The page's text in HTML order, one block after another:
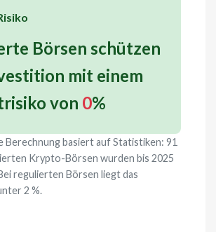
Börsen schützen
mit einem
von 0%
Berechnung basiert auf Statistiken: 91
Krypto-Börsen wurden bis 2025
regulierten Börsen liegt das
2 %.